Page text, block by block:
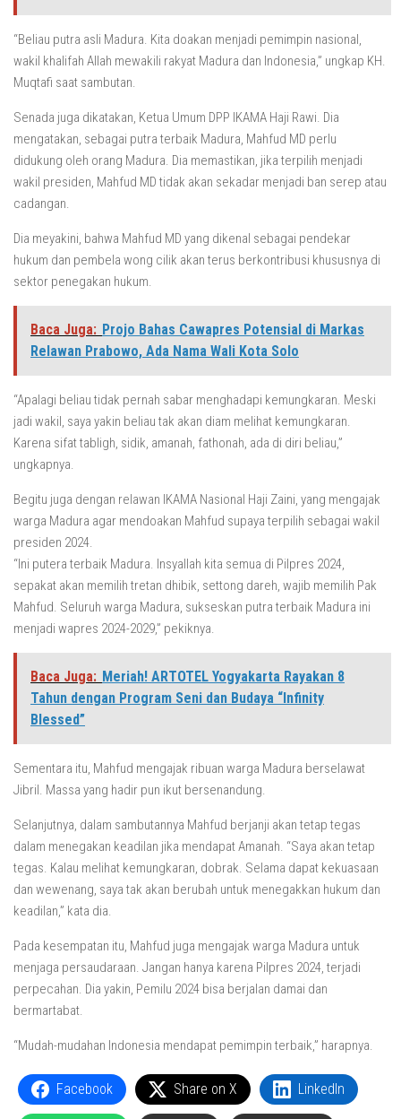
“Beliau putra asli Madura. Kita doakan menjadi pemimpin nasional,
wakil khalifah Allah mewakili rakyat Madura dan Indonesia,” ungkap KH.
Muqtafi saat sambutan.
Senada juga dikatakan, Ketua Umum DPP IKAMA Haji Rawi. Dia
mengatakan, sebagai putra terbaik Madura, Mahfud MD perlu
didukung oleh orang Madura. Dia memastikan, jika terpilih menjadi
wakil presiden, Mahfud MD tidak akan sekadar menjadi ban serep atau
cadangan.
Dia meyakini, bahwa Mahfud MD yang dikenal sebagai pendekar
hukum dan pembela wong cilik akan terus berkontribusi khususnya di
sektor penegakan hukum.
Baca Juga: Projo Bahas Cawapres Potensial di Markas
Relawan Prabowo, Ada Nama Wali Kota Solo
“Apalagi beliau tidak pernah sabar menghadapi kemungkaran. Meski
jadi wakil, saya yakin beliau tak akan diam melihat kemungkaran.
Karena sifat tabligh, sidik, amanah, fathonah, ada di diri beliau,”
ungkapnya.
Begitu juga dengan relawan IKAMA Nasional Haji Zaini, yang mengajak
warga Madura agar mendoakan Mahfud supaya terpilih sebagai wakil
presiden 2024.
“Ini putera terbaik Madura. Insyallah kita semua di Pilpres 2024,
sepakat akan memilih tretan dhibik, settong dareh, wajib memilih Pak
Mahfud. Seluruh warga Madura, sukseskan putra terbaik Madura ini
menjadi wapres 2024-2029,” pekiknya.
Baca Juga: Meriah! ARTOTEL Yogyakarta Rayakan 8
Tahun dengan Program Seni dan Budaya “Infinity
Blessed”
Sementara itu, Mahfud mengajak ribuan warga Madura berselawat
Jibril. Massa yang hadir pun ikut bersenandung.
Selanjutnya, dalam sambutannya Mahfud berjanji akan tetap tegas
dalam menegakan keadilan jika mendapat Amanah. “Saya akan tetap
tegas. Kalau melihat kemungkaran, dobrak. Selama dapat kekuasaan
dan wewenang, saya tak akan berubah untuk menegakkan hukum dan
keadilan,” kata dia.
Pada kesempatan itu, Mahfud juga mengajak warga Madura untuk
menjaga persaudaraan. Jangan hanya karena Pilpres 2024, terjadi
perpecahan. Dia yakin, Pemilu 2024 bisa berjalan damai dan
bermartabat.
“Mudah-mudahan Indonesia mendapat pemimpin terbaik,” harapnya.
Facebook Share on X LinkedIn